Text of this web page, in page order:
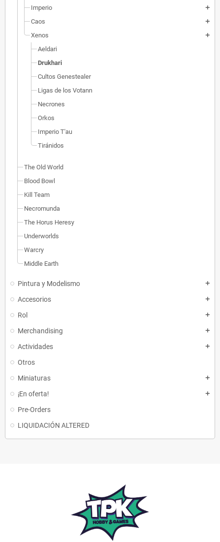
Imperio add
Caos add
Xenos add
Aeldari
Drukhari
Cultos Genestealer
Ligas de los Votann
Necrones
Orkos
Imperio T'au
Tiránidos
The Old World
Blood Bowl
Kill Team
Necromunda
The Horus Heresy
Underworlds
Warcry
Middle Earth
Pintura y Modelismo add
Accesorios add
Rol add
Merchandising add
Actividades add
Otros
Miniaturas
add
¡En oferta! add
Pre-Orders
LIQUIDACIÓN ALTERED